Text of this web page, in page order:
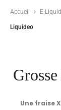
Accueil E-
Liquideo
Une fraise